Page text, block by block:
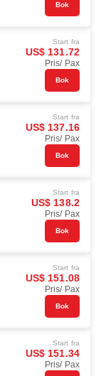
Bok
Start fra
US$ 131.72
Pris/ Pax
Bok
Start fra
US$ 137.16
Pris/ Pax
Bok
Start fra
US$ 138.2
Pris/ Pax
Bok
Start fra
US$ 151.08
Pris/ Pax
Bok
Start fra
US$ 151.34
Pris/ Pax